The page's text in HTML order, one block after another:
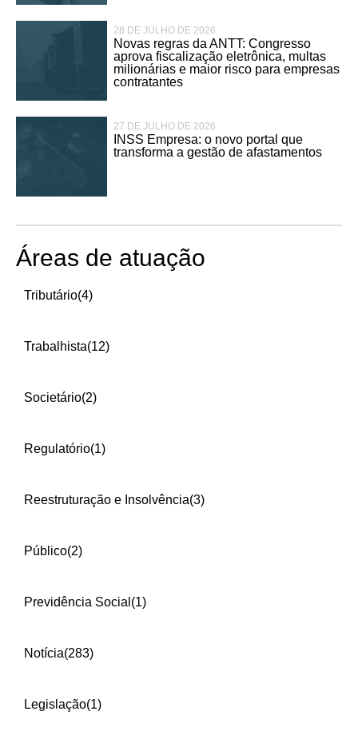
28 DE JULHO DE 2026
Novas regras da ANTT: Congresso
aprova fiscalização eletrônica, multas
milionárias e maior risco para empresas
contratantes
27 DE JULHO DE 2026
INSS Empresa: o novo portal que
transforma a gestão de afastamentos
Áreas de atuação
Tributário(4)
Trabalhista(12)
Societário(2)
Regulatório(1)
Reestruturação e Insolvência(3)
Público(2)
Previdência Social (1)
Notícia(283)
Legislação(1)